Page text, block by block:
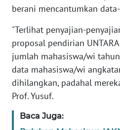
berani mencantumkan
"Terlihat penyajian-
proposal pendirian
jumlah mahasiswa/wi
data mahasiswa/wi
dihilangkan, padahal
Prof. Yusuf.
Baca Juga:
WN
BARAT
WN
RIAU
SERAMBI